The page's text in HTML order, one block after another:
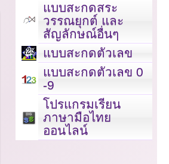
แบบสะกดสระ
วรรณยุกต์ และ
สัญลักษณ์อื่นๆ
แบบสะกดตัวเลข
แบบสะกดตัวเลข 0
-9
โปรแกรมเรียน
ภาษามือไทย
ออนไลน์